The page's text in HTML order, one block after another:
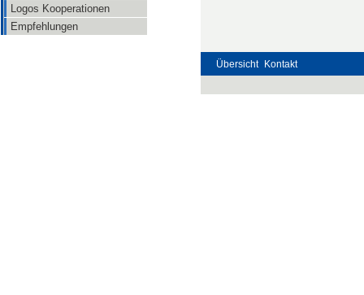
Logos Kooperationen
Empfehlungen
Übersicht Kontakt